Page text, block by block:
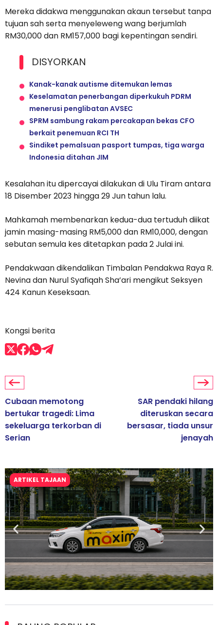
Mereka didakwa menggunakan akaun tersebut tanpa
tujuan sah serta menyeleweng wang berjumlah
RM30,000 dan RM157,000 bagi kepentingan sendiri.
DISYORKAN
Kanak-kanak autisme ditemukan lemas
Keselamatan penerbangan diperkukuh PDRM
menerusi penglibatan AVSEC
SPRM sambung rakam percakapan bekas CFO
berkait penemuan RCI TH
Sindiket pemalsuan pasport tumpas, tiga warga
Indonesia ditahan JIM
Kesalahan itu dipercayai dilakukan di Ulu Tiram antara
18 Disember 2023 hingga 29 Jun tahun lalu.
Mahkamah membenarkan kedua-dua tertuduh diikat
jamin masing-masing RM5,000 dan RM10,000, dengan
sebutan semula kes ditetapkan pada 2 Julai ini.
Pendakwaan dikendalikan Timbalan Pendakwa Raya R.
Nevina dan Nurul Syafiqah Sha’ari mengikut Seksyen
424 Kanun Keseksaan.
Kongsi berita
Cubaan memotong
bertukar tragedi: Lima
sekeluarga terkorban di
Serian
SAR pendaki hilang
diteruskan secara
bersasar, tiada unsur
jenayah
ARTIKEL TAJAAN
lesen separuh pertama 2026